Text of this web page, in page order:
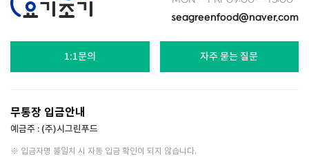
seagreenfood@naver.com
1:1문의 자주 묻는 질문
무통장 입금안내
예금주 : (주)시그린푸드
※ 입금자명 불일치 시 자동 입금 확인이 되지 않습니다.